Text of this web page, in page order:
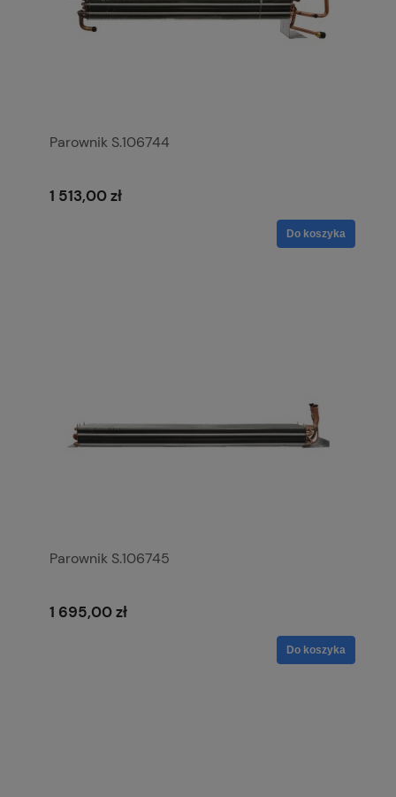
Parownik S.106744
1 513,00 zł
Do koszyka
Parownik S.106745
1 695,00 zł
Do koszyka